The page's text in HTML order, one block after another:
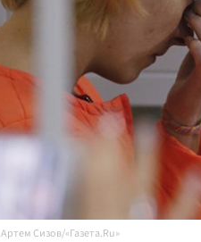
Артем Сизов/«Газета.Ru»